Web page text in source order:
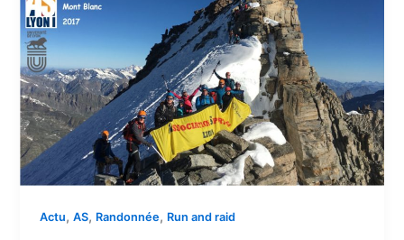
Actu,AS, Randonnée, Run and raid